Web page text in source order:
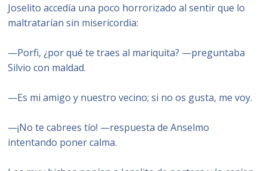
Joselito accedía una poco horrorizado al sentir que lo
maltratarían sin misericordia:
—Porfi, ¿por qué te traes al mariquita? —preguntaba
Silvio con maldad.
—Es mi amigo y nuestro vecino; si no os gusta, me voy.
—¡No te cabrees tío! —respuesta de Anselmo
intentando poner calma.